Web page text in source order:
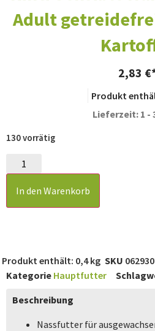
Adult
2,83 €
Produkt
Lieferzeit: 1 -
130 vorrätig
In den Warenkorb
Produkt enthält: 0,4kg SKU
Kategorie Hauptfutter
Beschreibung
Nassfutter für